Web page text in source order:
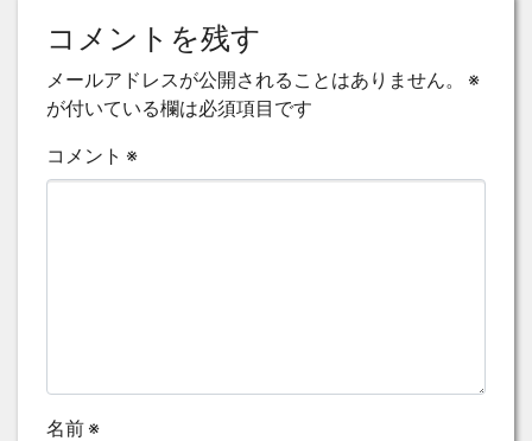
コメントを残す
メールアドレスが公開されることはありません。
※
が付いている欄は必須項目です
コメント ※
名前 ※